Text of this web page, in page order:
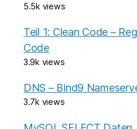
5.5k views
Teil 1: Clean Code –
Code
3.9k views
DNS – Bind9
3.7k views